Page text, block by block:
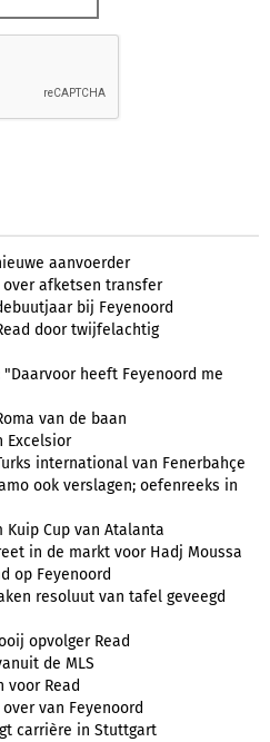
aanvoerder
afketsen transfer
bij Feyenoord
door twijfelachtig
heeft Feyenoord me
van de baan
Excelsior
international van Fenerbahçe
ook verslagen; oefenreeks in
Cup van Atalanta
in de markt voor Hadj Moussa
op Feyenoord
resoluut van tafel geveegd
opvolger Read
de MLS
voor Read
van Feyenoord
carrière in Stuttgart